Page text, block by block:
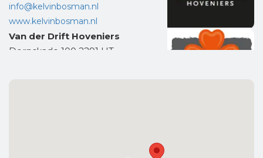
info@kelvinbosman.nl
www.kelvinbosman.nl
Van der Drift Hoveniers
Dorpskade 100 2291 HT